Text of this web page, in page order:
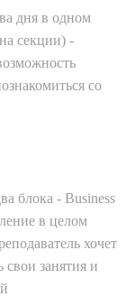
дня в одном
секции) -
со
блока - Business
в целом
хочет
свои занятия и